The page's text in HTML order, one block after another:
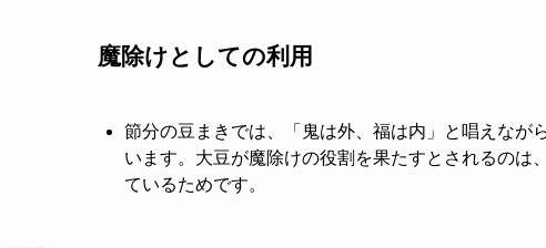
魔除けとしての利用
節分の豆まきでは、「鬼は外、福は内」と唱えなが
います。大豆が魔除けの役割を果たすとされるの
ているためです。